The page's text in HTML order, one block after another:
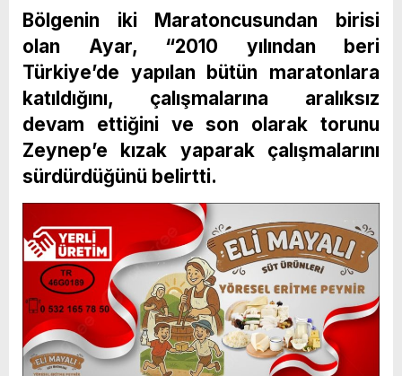
Bölgenin iki Maratoncusundan birisi
olan Ayar, “2010 yılından beri
Türkiye’de yapılan bütün maratonlara
katıldığını, çalışmalarına aralıksız
devam ettiğini ve son olarak torunu
Zeynep’e kızak yaparak çalışmalarını
sürdürdüğünü belirtti.